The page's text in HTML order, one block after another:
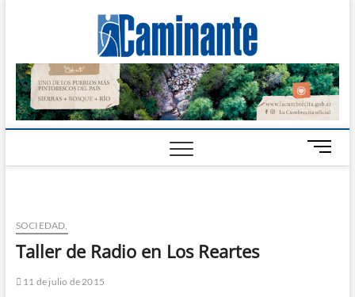
Digital
CALAMUCHITA
B
o
SOCIEDAD,
Taller de Radio en Los Reartes
11 de julio de 2015